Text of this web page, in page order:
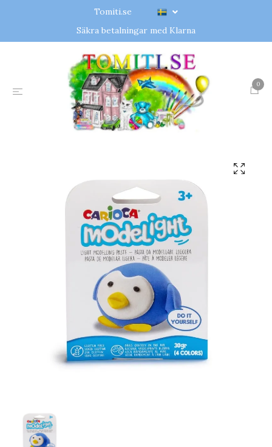
Tomiti.se
Säkra betalningar med Klarna
0